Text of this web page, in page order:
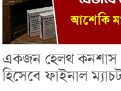
একজন হেলথ কনশাস
হিসেবে ফাইনাল